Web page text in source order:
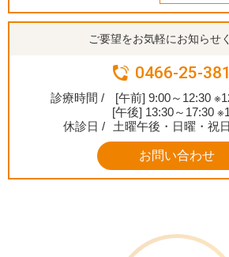
ご要望をお気軽にお知らせ
0466-25-
診療時間 /
[午前] 9:00～12:30
[午後] 13:30～17:30
休診日 /
土曜午後・日曜・祝
お問い合わせ